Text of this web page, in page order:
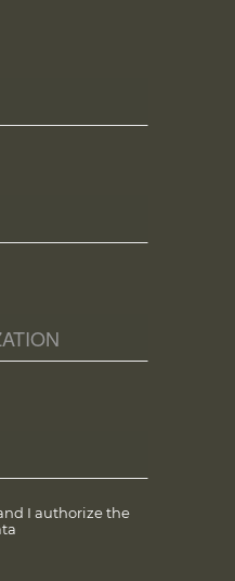
I authorize the